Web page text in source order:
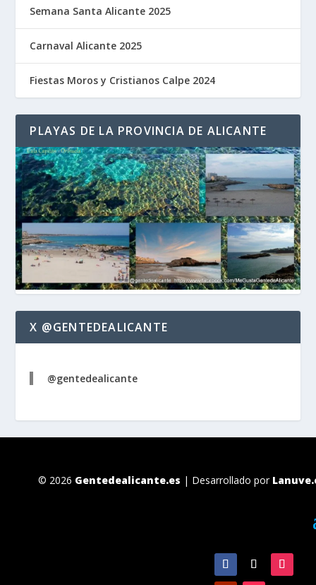
Semana Santa Alicante 2025
Carnaval Alicante 2025
Fiestas Moros y Cristianos Calpe 2024
PLAYAS DE LA PROVINCIA DE ALICANTE
X @GENTEDEALICANTE
@gentedealicante
© 2026 Gentedealicante.es | Desarrollado por